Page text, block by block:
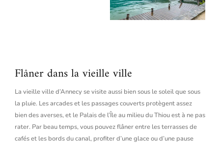
Flâner dans la vieille ville
La vieille ville d’Annecy se visite aussi bien sous le soleil que sous
la pluie. Les arcades et les passages couverts protègent assez
bien des averses, et le Palais de l’Île au milieu du Thiou est à ne pas
rater. Par beau temps, vous pouvez flâner entre les terrasses de
cafés et les bords du canal, profiter d’une glace ou d’une pause